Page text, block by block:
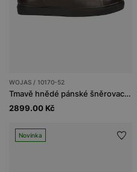
WOJAS / 10170-52
Tmavě hnědé pánské šněrovací polobotky typu tenisky
2899.00 Kč
Novinka